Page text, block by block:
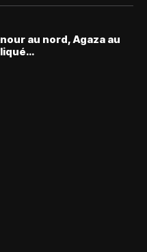
au nord, Agaza au